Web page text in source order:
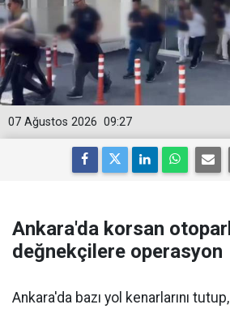
09:27
07 Ağustos 2026
Ankara'da korsan
değnekçilere operasyon
Ankara'da bazı yol kenarlarını